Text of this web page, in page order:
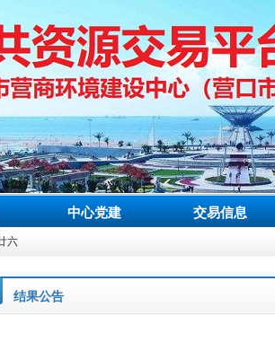
中心党建 交易信息
六
结果公告